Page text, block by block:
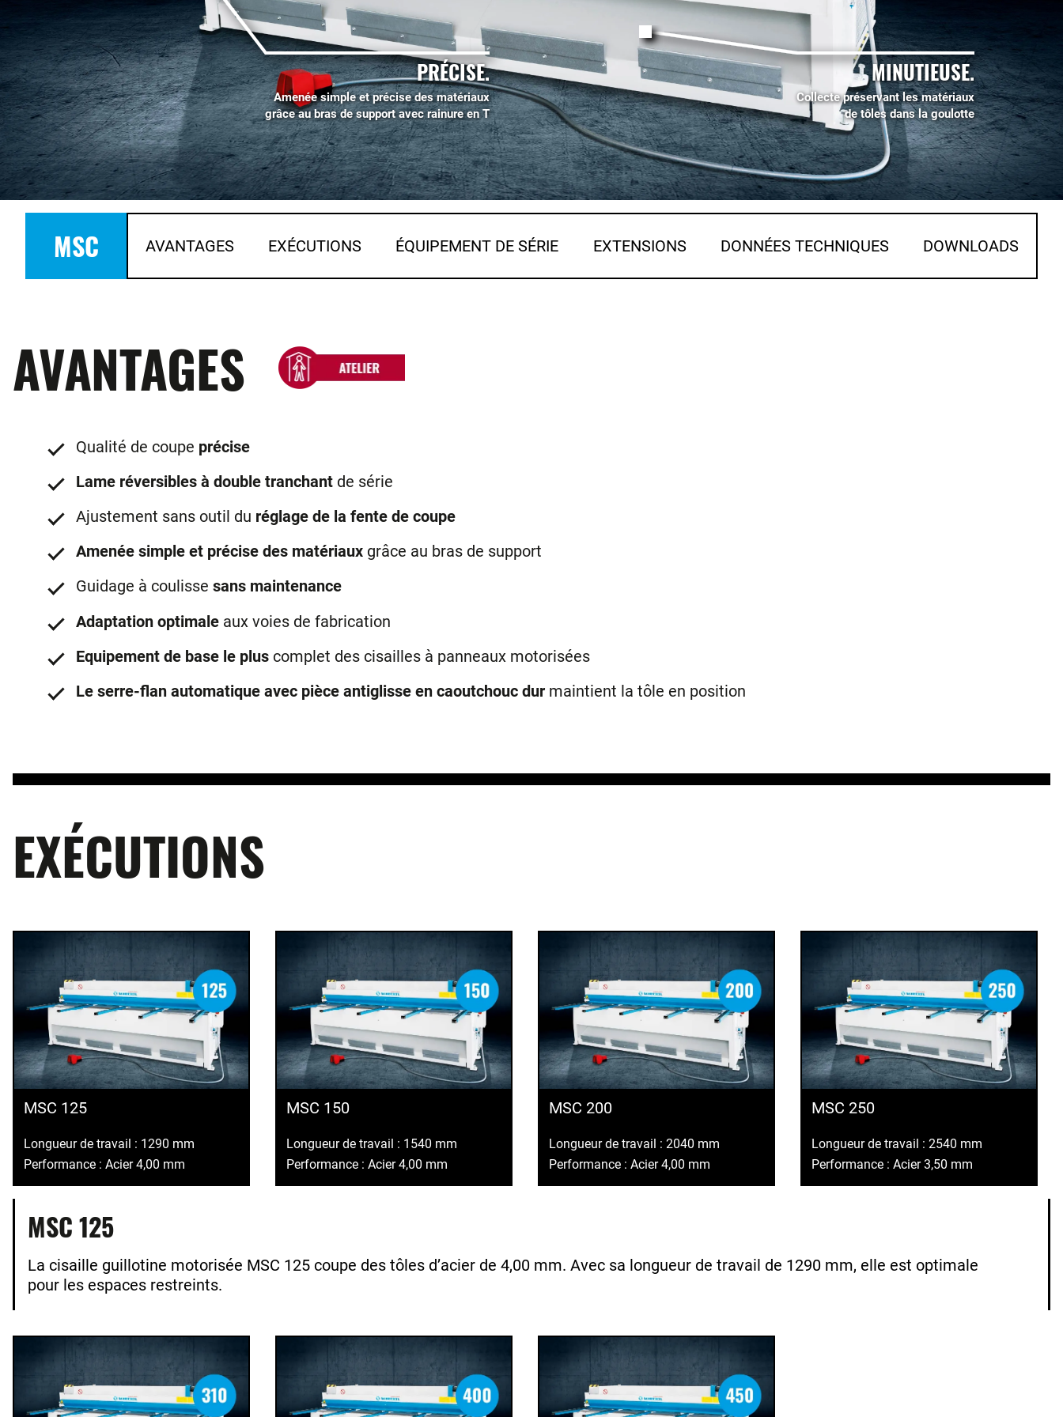
PRÉCISE.
Amenée simple et précise des matériaux
grâce au bras de support avec rainure en T
MINUTIEUSE.
Collecte préservant les matériaux
de tôles dans la goulotte
MSC AVANTAGES EXÉCUTIONS ÉQUIPEMENT DE SÉRIE EXTENSIONS DONNÉES TECHNIQUES DOWNLOADS
AVANTAGES
Qualité de coupe précise
Lame réversibles à double tranchant de série
Ajustement sans outil du réglage de la fente de coupe
Amenée simple et précise des matériaux grâce au bras de support
Guidage à coulisse sans maintenance
Adaptation optimale aux voies de fabrication
Equipement de base le plus complet des cisailles à panneaux motorisées
Le serre-flan automatique avec pièce antiglisse en caoutchouc dur maintient la tôle en position
EXÉCUTIONS
MSC 125
Longueur de travail : 1290 mm
Performance : Acier 4,00 mm
MSC 150
Longueur de travail : 1540 mm
Performance : Acier 4,00 mm
MSC 200
Longueur de travail : 2040 mm
Performance : Acier 4,00 mm
MSC 250
Longueur de travail : 2540 mm
Performance : Acier 3,50 mm
MSC 125
La cisaille guillotine motorisée MSC 125 coupe des tôles d’acier de 4,00 mm. Avec sa longueur de travail de 1290 mm, elle est optimale
pour les espaces restreints.